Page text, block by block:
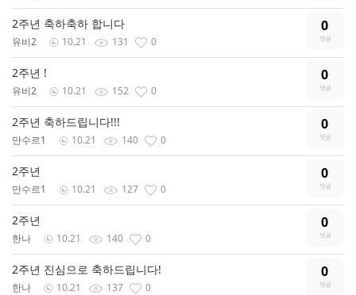
2주년 축하축하 합니다 0
유비2 10.21 131 0
2주년 ! 0
유비2 10.21 152 0
2주년 축하드립니다!!! 0
만수르1 10.21 140 0
2주년 0
만수르1 10.21 127 0
2주년 0
한나 10.21 140 0
2주년 진심으로 축하드립니다! 0
한나 10.21 137 0